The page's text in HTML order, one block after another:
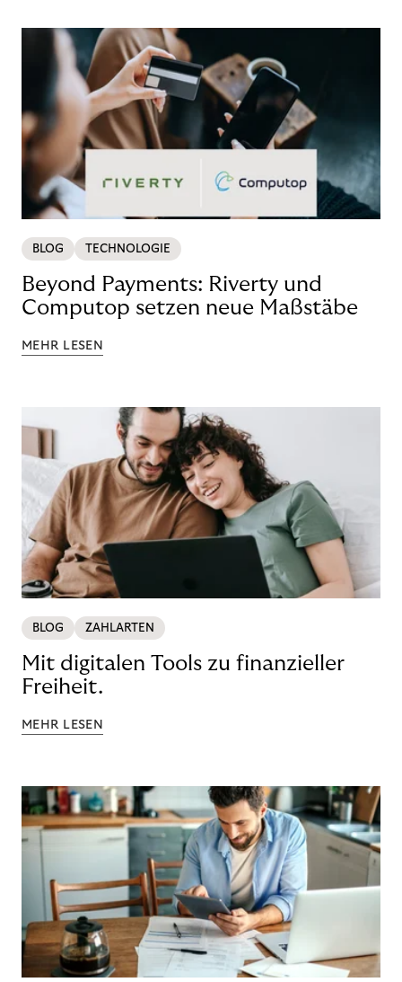
BLOG TECHNOLOGIE
Beyond Payments: Riverty und
Computop setzen neue Maßstäbe
MEHR LESEN
BLOG ZAHLARTEN
Mit digitalen Tools zu finanzieller
Freiheit.
MEHR LESEN